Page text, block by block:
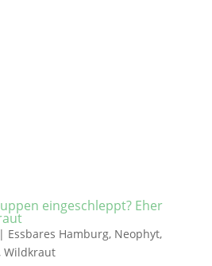
eingeschleppt? Eher
Essbares Hamburg, Neophyt,
Wildkraut